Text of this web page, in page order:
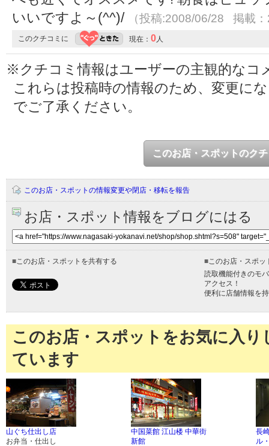
いいですよ～(^^)/
（投稿:2008/06/28 掲載
このクチコミに 現在： 0人
※クチコミ情報はユーザーの主観的なコ
これらは投稿時の情報のため、変更に
でご了承ください。
このお店・スポットのク
このお店・スポットの情報変更や閉店・移転を報告
お店・スポット情報をブログにはる
■このお店・スポットを共有する ■このお店・スポッ
読取機能付きのモ
アクセス！
便利に店舗情報を
このお店・スポットをお気に入
ています
山ぐち仕出し店
お弁当・仕出し
中国菜館 江山楼 中華街
新館
長
ル